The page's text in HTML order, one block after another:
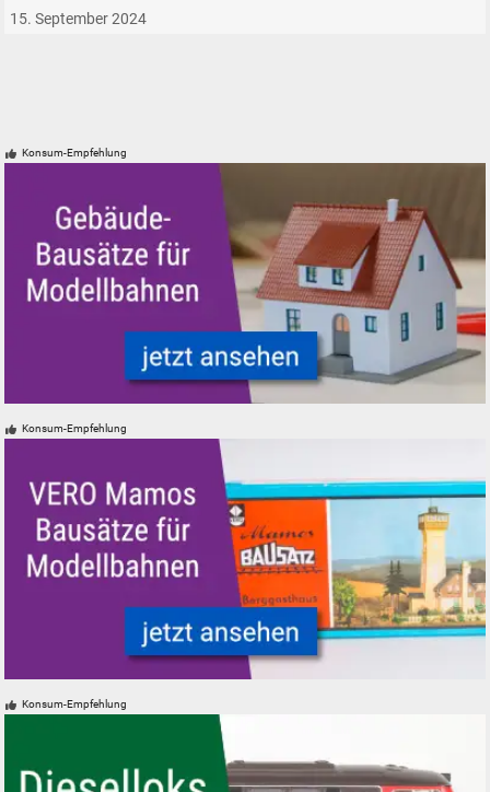
15. September 2024
Konsum-Empfehlung
Konsum-Empfehlung
Konsum-Empfehlung